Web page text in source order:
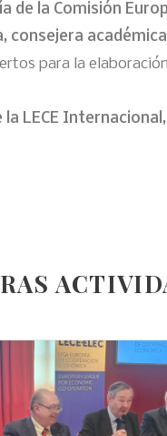
la Comisión
consejera
para la
LECE